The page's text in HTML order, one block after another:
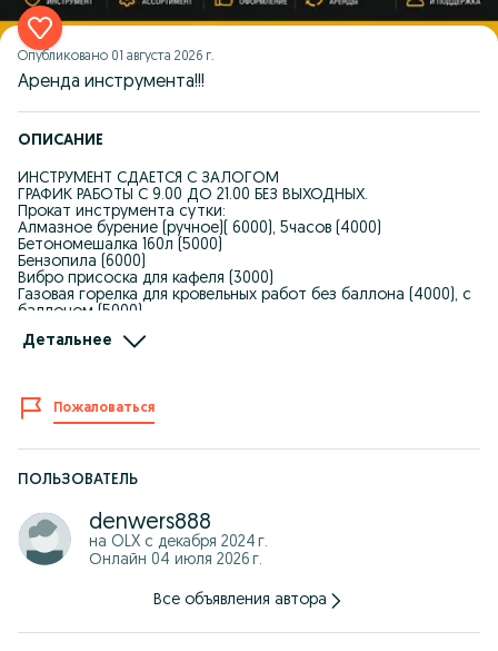
Опубликовано 01 августа 2026 г.
Аренда инструмента!!!
ОПИСАНИЕ
ИНСТРУМЕНТ СДАЁТСЯ С ЗАЛОГОМ
ГРАФИК РАБОТЫ С 9.00 ДО 21.00 БЕЗ ВЫХОДНЫХ.
Прокат инструмента сутки:
Алмазное бурение (ручное)( 6000), 5часов (4000)
Бетономешалка 160л (5000)
Бензопила (6000)
Вибро присоска для кафеля (3000)
Газовая горелка для кровельных работ без баллона (4000), с
баллоном (5000)
Дрель электрическая ударная(3000)
Лазерный уровень (4000)
Машинка полировальная (3000)
Отбойный молоток (7000)
Перфоратор (3000)
Плиткорез 1200мм (5000)
металла(горелка,шланги,баллоны комплект) (7000)
Реноватор (3000 без полотен)
Сабельная пила (3000)
Строительный пылесос (6000)
Тепловая пушка пропан (4000) без баллона, с баллоном
Торцовочная пила по дереву (4000)
Детальнее
Пожаловаться
ПОЛЬЗОВАТЕЛЬ
denwers888
на OLX с декабря 2024 г.
Онлайн 04 июля 2026 г.
Все объявления автора